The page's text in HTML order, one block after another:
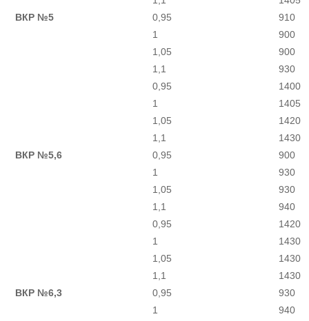
ВКР №5
0,95
910
1
900
1,05
900
1,1
930
0,95
1400
1
1405
1,05
1420
1,1
1430
ВКР №5,6
0,95
900
1
930
1,05
930
1,1
940
0,95
1420
1
1430
1,05
1430
1,1
1430
ВКР №6,3
0,95
930
1
940